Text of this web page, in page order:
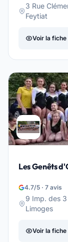
3 Rue
Feytiat
Voir la fiche
Les Genêts
4.7/5 · 7 avis
9 Imp. des
Limoges
Voir la fiche